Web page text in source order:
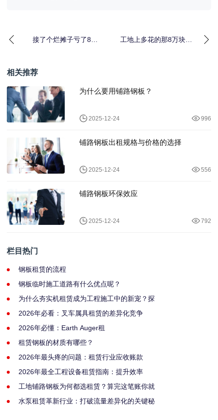
接了个烂摊子亏了8万
工地上多花的那8万块，
相关推荐
为什么要用铺路钢板？
2025-12-24 996
铺路钢板出租规格与价格的选择
2025-12-24 556
铺路钢板环保效应
2025-12-24 792
栏目热门
钢板租赁的流程
钢板临时施工道路有什么优点呢？
为什么夯实机租赁成为工程施工中的新宠？探
2026年必看：叉车属具租赁的差异化竞争
2026年必懂：Earth Auger租
租赁钢板的材质有哪些？
2026年最头疼的问题：租赁行业应收账款
2026年最全工程设备租赁指南：提升效率
工地铺路钢板为何都选租赁？算完这笔账你就
水泵租赁革新行业：打破流量差异化的关键秘